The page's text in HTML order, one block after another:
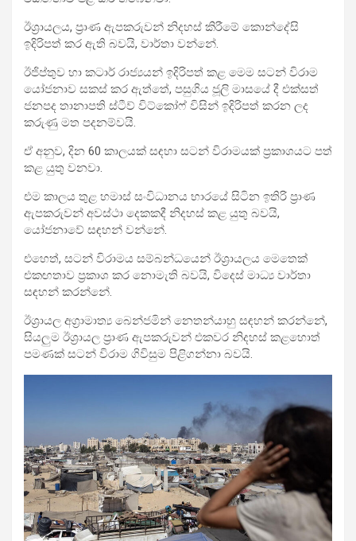
ඊශ්‍රායලය, ප්‍රාණ ඇපකරුවන් නිදහස් කිරීමේ කොන්දේසි
ඉදිරිපත් කර ඇති බවයි, වාර්තා වන්නේ.
ඊජිප්තුව හා කටාර් රාජ්‍යයන් ඉදිරිපත් කළ මෙම සටන් විරාම
යෝජනාව සකස් කර ඇත්තේ, පසුගිය ජූලි මාසයේ දී එක්සත්
ජනපද තානාපති ස්ටීව් විට්කෝෆ් විසින් ඉදිරිපත් කරන ලද
කරුණු මත පදනම්වයි.
ඒ අනුව, දින 60 කාලයක් සඳහා සටන් විරාමයක් ප්‍රකාශයට පත්
කළ යුතු වනවා.
එම කාලය තුළ හමාස් සංවිධානය භාරයේ සිටින ඉතිරි ප්‍රාණ
ඇපකරුවන් අවස්ථා දෙකකදී නිදහස් කළ යුතු බවයි,
යෝජනාවේ සඳහන් වන්නේ.
එහෙත්, සටන් විරාමය සම්බන්ධයෙන් ඊශ්‍රායලය මෙතෙක්
එකඟතාව ප්‍රකාශ කර නොමැති බවයි, විදෙස් මාධ්‍ය වාර්තා
සඳහන් කරන්නේ.
ඊශ්‍රායල අග්‍රාමාත්‍ය ‍බෙන්ජමින් නෙතන්යාහු සඳහන් කරන්නේ,
සියලුම ඊශ්‍රායල ප්‍රාණ ඇපකරුවන් එකවර නිදහස් කළහොත්
පමණක් සටන් විරාම ගිවිසුම පිළිගන්නා බවයි.